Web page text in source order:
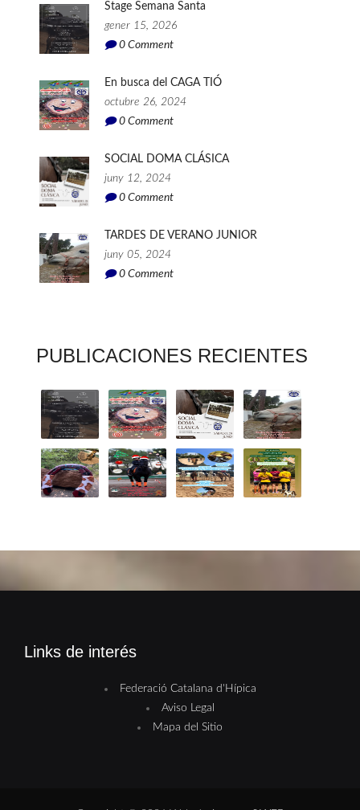
Stage Semana Santa
gener 15, 2026
0 Comment
En busca del CAGA TIÓ
octubre 26, 2024
0 Comment
SOCIAL DOMA CLÁSICA
juny 12, 2024
0 Comment
TARDES DE VERANO JUNIOR
juny 05, 2024
0 Comment
PUBLICACIONES RECIENTES
Links de interés
Federació Catalana d'Hípica
Aviso Legal
Mapa del Sitio